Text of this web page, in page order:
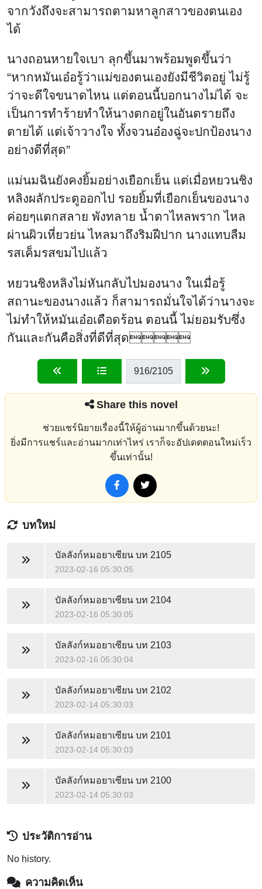
จากวังถึงจะสามารถตามหาลูกสาวของตนเอง
ได้
นางถอนหายใจเบา ลุกขึ้นมาพร้อมพูดขึ้นว่า
“หากหมันเอ๋อรู้ว่าแม่ของตนเองยังมีชีวิตอยู่ ไม่รู้
ว่าจะดีใจขนาดไหน แต่ตอนนี้บอกนางไม่ได้ จะ
เป็นการทำร้ายทำให้นางตกอยู่ในอันตรายถึง
ตายได้ แต่เจ้าวางใจ ทั้งจวนอ๋องฉู่จะปกป้องนาง
อย่างดีที่สุด”
แม่นมฉินยังคงยิ้มอย่างเยือกเย็น แต่เมื่อหยวนชิง
หลิงผลักประตูออกไป รอยยิ้มที่เยือกเย็นของนาง
ค่อยๆแตกสลาย พังทลาย น้ำตาไหลพราก ไหล
ผ่านผิวเหี่ยวย่น ไหลมาถึงริมฝีปาก นางแทบลืม
รสเค็มรสขมไปแล้ว
หยวนชิงหลิงไม่หันกลับไปมองนาง ในเมื่อรู้
สถานะของนางแล้ว ก็สามารถมั่นใจได้ว่านางจะ
ไม่ทำให้หมันเอ๋อเดือดร้อน ตอนนี้ ไม่ยอมรับซึ่ง
กันและกันคือสิ่งที่ดีที่สุด
916/2105
Share this novel
ช่วยแชร์นิยายเรื่องนี้ให้ผู้อ่านมากขึ้นด้วยนะ!
ยิ่งมีการแชร์และอ่านมากเท่าไหร่ เราก็จะอัปเดตตอนใหม่เร็ว
ขึ้นเท่านั้น!
บทใหม่
บัลลังก์หมอยาเซียนบท 2105
2023-02-16 05:30:05
บัลลังก์หมอยาเซียนบท 2104
2023-02-16 05:30:05
บัลลังก์หมอยาเซียนบท 2103
2023-02-16 05:30:04
บัลลังก์หมอยาเซียนบท 2102
2023-02-14 05:30:03
บัลลังก์หมอยาเซียนบท 2101
2023-02-14 05:30:03
บัลลังก์หมอยาเซียนบท 2100
2023-02-14 05:30:03
ประวัติการอ่าน
No history.
ความคิดเห็น